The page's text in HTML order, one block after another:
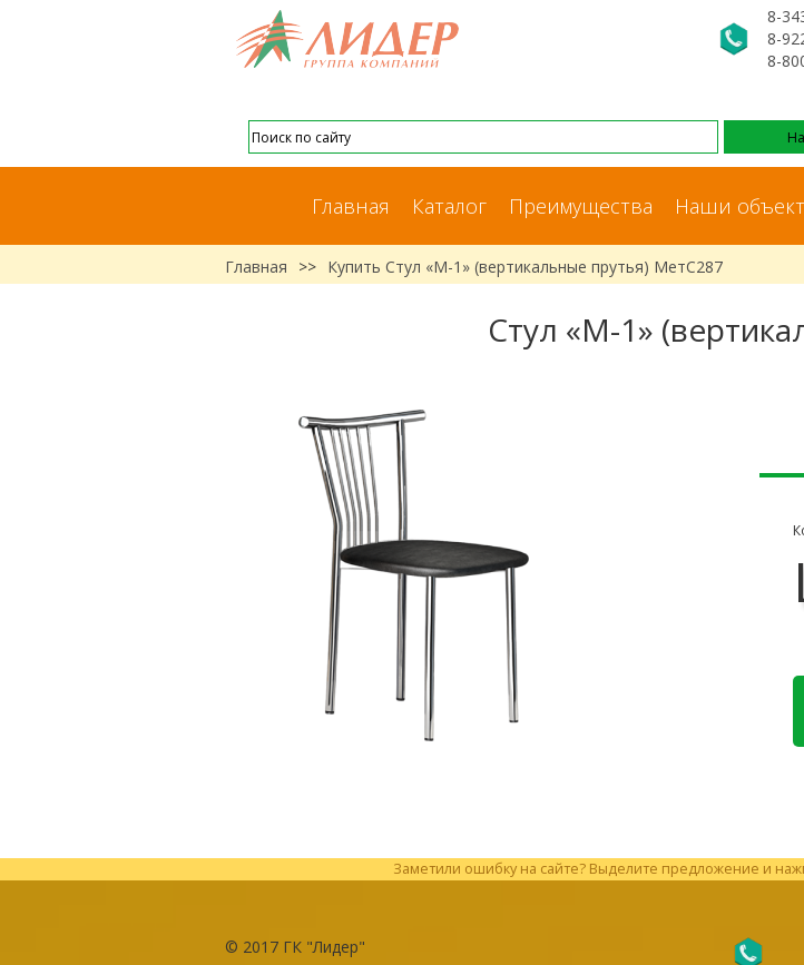
8-
8-
8-
Главная Каталог Преимущества Наши
Главная >> Купить Стул «М-1» (вертикальные прутья) МетС287
Стул «М-1»
Заметили ошибку на сайте? Выделите предложение и
© 2017 ГК "Лидер"